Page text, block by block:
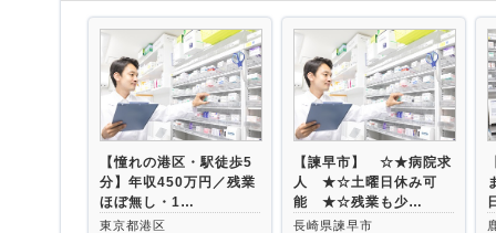
【憧れの港区・駅徒歩5
分】年収450万円／残業
ほぼ無し・1…
東京都港区
【諫早市】 ☆★病院求
人 ★☆土曜日休み可
能 ★☆残業も少…
長崎県諫早市